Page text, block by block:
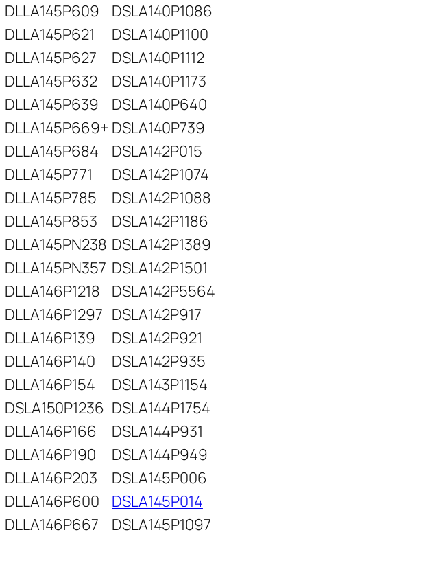
DLLA145P609
DSLA140P1086
DLLA145P621
DSLA140P1100
DLLA145P627
DSLA140P1112
DLLA145P632
DSLA140P1173
DLLA145P639
DSLA140P640
DLLA145P669+ DSLA140P739
DLLA145P684
DSLA142P015
DLLA145P771
DSLA142P1074
DLLA145P785
DSLA142P1088
DLLA145P853
DSLA142P1186
DLLA145PN238 DSLA142P1389
DLLA145PN357 DSLA142P1501
DLLA146P1218
DSLA142P5564
DLLA146P1297 DSLA142P917
DLLA146P139
DSLA142P921
DLLA146P140
DSLA142P935
DLLA146P154
DSLA143P1154
DSLA150P1236 DSLA144P1754
DLLA146P166
DSLA144P931
DLLA146P190
DSLA144P949
DLLA146P203
DSLA145P006
DLLA146P600
DSLA145P014
DLLA146P667 DSLA145P1097